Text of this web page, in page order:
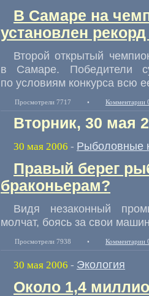
В Самаре на
установлен рекорд
Второй открытый
в Самаре. Победители
по условиям конкурса всю
Просмотрели 7717 • Комментарии
Вторник, 30 мая
30 мая 2006 - Рыболовные
Правый берег
браконьерам?
Видя незаконный
молчат, боясь за свои
Просмотрели 7938 • Комментарии
30 мая 2006 - Экология
Около 1,4